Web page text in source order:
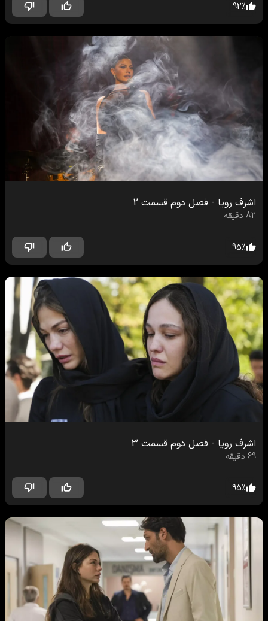
92%
اشرف رویا - فصل دوم قسمت 2
82 دقیقه
95%
اشرف رویا - فصل دوم قسمت 3
69 دقیقه
95%